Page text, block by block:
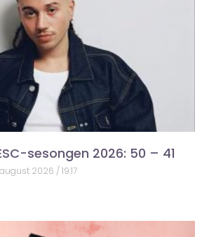
sesongen 2026: 50 – 41
2026 19:17